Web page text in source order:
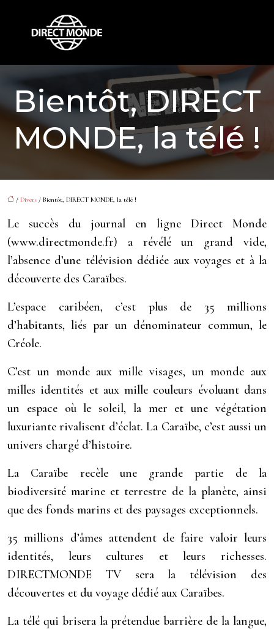
Bientôt, DIRECT
MONDE, la télé !
/ Divers / Bientôt, DIRECT MONDE, la télé !
Le succès du journal en ligne Direct Monde
(www.directmonde.fr) a révélé un grand vide,
l’absence d’une télévision dédiée aux voyages et à la
découverte des Caraïbes.
L’espace caribéen, c’est plus de 35 millions
d’habitants, liés par un dénominateur commun, le
Créole.
C’est un monde aux mille visages, un monde aux
milles identités et aux mille couleurs évoluant dans
un espace où le soleil, la mer et une végétation
luxuriante rivalisent d’éclat. La Caraïbe, c’est aussi un
univers chargé d’histoire.
La Caraïbe recèle une grande partie de la
biodiversité marine et terrestre de la planète, ainsi
que des fonds marins et des paysages exceptionnels.
35 millions d’âmes attendent de faire valoir leurs
identités, leurs cultures et leurs richesses.
DIRECTMONDE TV sera la télévision des
découvertes et du voyage dédié aux Caraïbes.
La télé qui brisera la prétendue barrière de la langue,